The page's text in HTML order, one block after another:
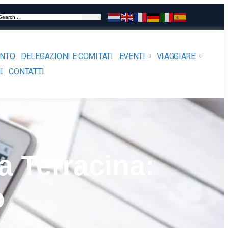
DELEGAZIONI E COMITATI EVENTI
VIAGGIARE
CONTATTI
Terracina: